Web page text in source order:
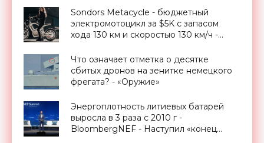
Sondors Metacycle - бюджетный
электромотоцикл за $5K с запасом
хода 130 км и скоростью 130 км/ч -
Что означает отметка о десятке
сбитых дронов на зенитке немецкого
фрегата? - «Оружие»
Энергоплотность литиевых батарей
выросла в 3 раза с 2010 г -
BloombergNEF - Наступил «конец